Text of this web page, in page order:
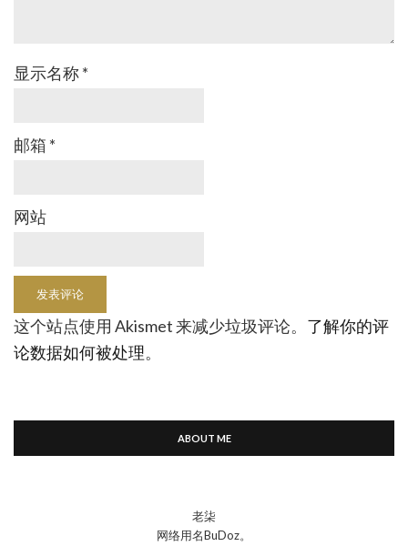
显示名称*
邮箱 *
网站
这个站点使用 Akismet 来减少垃圾评论。 了解你的评
论数据如何被处理。
ABOUT ME
老柒
网络用名BuDoz。